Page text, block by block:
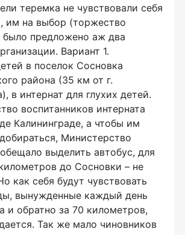
теремка не чувствовали себя
им на выбор (торжество
было предложено аж два
Вариант 1.
в поселок Сосновка
района (35 км от г.
в интернат для глухих детей.
воспитанников интерната
Калининграде, а чтобы им
Министерство
выделить автобус, для
до Сосновки – не
как себя будут чувствовать
вынужденные каждый день
и обратно за 70 километров,
Так же мало чиновников